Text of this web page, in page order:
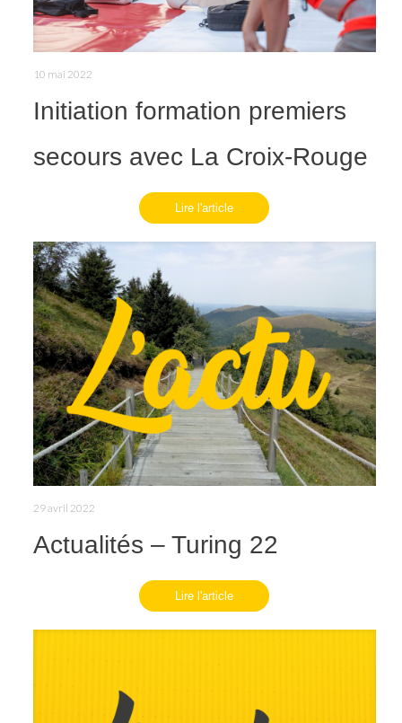
10 mai 2022
Initiation formation premiers
secours avec La Croix-Rouge
Lire l'article
29 avril 2022
Actualités – Turing 22
Lire l'article